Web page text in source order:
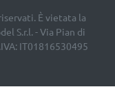
È vietata la
S.r.l. - Via Pian di
IT01816530495